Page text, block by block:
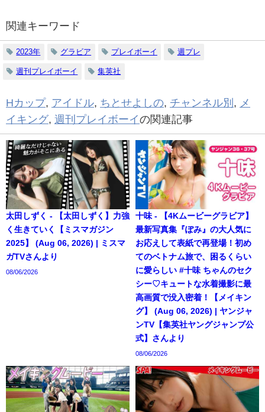
関連キーワード
2023年 グラビア プレイボーイ 週プレ
週刊プレイボーイ 集英社
Hカップ, アイドル, ちとせよしの, チャンネル別 , メ
イキング, 週刊プレイボーイの関連記事
太田しずく - 【太田しずく】力強
く生きていく【ミスマガジン
2025】 (Aug 06, 2026) | ミスマ
ガTVさんより
08/06/2026
十味 - 【4Kムービーグラビア】
最新写真集『ぽみ』の大人気に
お応えして表紙で再登場！初め
てのベトナム旅で、困るくらい
に愛らしい #十味 ちゃんのセク
シー♡キュートな水着撮影に最
高画質で没入密着！【メイキン
グ】 (Aug 06, 2026) | ヤンジャ
ンTV【集英社ヤングジャンプ公
式】さんより
08/06/2026